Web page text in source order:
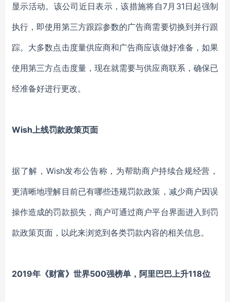
显示活动。该公司近日表示，该措施将自7月31日起强制
执行，即使用第三方跟踪参数的广告商需要切换到并行跟
踪。大多数点击度量供应商和广告商应该做好准备，如果
使用第三方点击度量，现在就需要与供应商联系，确保已
经准备好进行更改。
Wish上线罚款政策页面
据了解，Wish发布公告称，为帮助商户持续合规经营，
更清晰地理解目前已有哪些违规罚款政策，减少商户因误
操作造成的罚款损失，商户可通过商户平台界面进入到罚
款政策页面，以此来浏览到各类罚款内容的相关信息。
2019年《财富》世界500强榜单，阿里巴巴上升118位